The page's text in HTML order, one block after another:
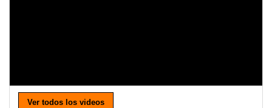
Ver todos los videos